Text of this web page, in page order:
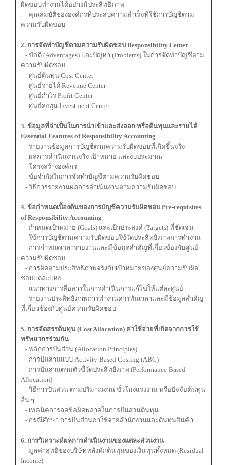
ผิดชอบทำงานได้อย่างมีประสิทธิภาพ
- คุณสมบัติขององค์กรที่ประสบความสำเร็จที่ใช้การบัญชีตาม
ความรับผิดชอบ
2. การจัดทำบัญชีตามความรับผิดชอบ Responsibility Center
- ข้อดี (Advantages) และปัญหา (Problems) ในการจัดทำบัญชีตาม
ความรับผิดชอบ
- ศูนย์ต้นทุน Cost Center
- ศูนย์รายได้ Revenue Center
- ศูนย์กำไร Profit Center
- ศูนย์ลงทุน Investment Center
3. ข้อมูลที่จำเป็นในการนำเข้าและส่งออก หรือต้นทุนและรายได้
Essential Features of Responsibility Accounting
- รายงานข้อมูลการบัญชีตามความรับผิดชอบที่เกิดขึ้นจริง
- ผลการดำเนินงานจริง เป้าหมาย และงบประมาณ
- โครงสร้างองค์กร
- ข้อจำกัดในการจัดทำบัญชีตามความรับผิดชอบ
- วิธีการรายงานผลการดำเนินงานตามความรับผิดชอบ
4. ข้อกำหนดเบื้องต้นของการบัญชีความรับผิดชอบ Pre-requisites
of Responsibility Accounting
- กำหนดเป้าหมาย (Goals) และเป้าประสงค์ (Targets) ที่ชัดเจน
- ใช้การบัญชีตามความรับผิดชอบใช้วัดประสิทธิภาพการทำงาน
- การกำหนดเวลารายงานและมีข้อมูลสำคัญที่เกี่ยวข้องกับศูนย์
ความรับผิดชอบ
- การติดตามประสิทธิภาพจริงกับเป้าหมายของศูนย์ความรับผิด
ชอบแต่ละแห่ง
- แนวทางการสื่อสารในการดำเนินการแก้ไขให้แต่ละศูนย์
- รายงานประสิทธิภาพการทำงานควรทันเวลาและมีข้อมูลสำคัญ
ที่เกี่ยวข้องกับศูนย์ความรับผิดชอบ
5. การจัดสรรต้นทุน (Cost Allocation) ค่าใช้จ่ายที่เกิดจากการใช้
ทรัพยากรร่วมกัน
- หลักการปันส่วน (Allocation Principles)
- การปันส่วนแบบ Activity-Based Costing (ABC)
- การปันส่วนตามตัวชี้วัดประสิทธิภาพ (Performance-Based
Allocation)
- วิธีการปันส่วน ตามปริมาณงาน ชั่วโมงแรงงาน หรือปัจจัยต้นทุน
อื่น ๆ
- เทคนิคการลดข้อผิดพลาดในการปันส่วนต้นทุน
- กรณีศึกษา การปันส่วนค่าใช้จ่ายสำนักงานและต้นทุนสินค้า
6. การวิเคราะห์ผลการดำเนินงานของแต่ละส่วนงาน
- มูลค่าสุทธิของบริษัทหลังหักต้นทุนของเงินทุนทั้งหมด (Residual
Income)